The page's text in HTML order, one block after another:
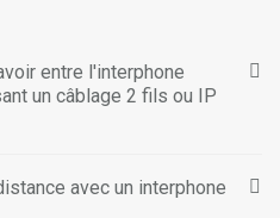
entre l'interphone
un câblage 2 fils ou IP
avec un interphone